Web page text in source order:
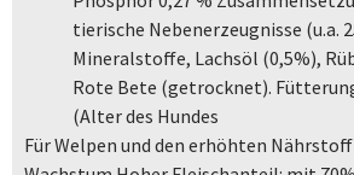
tierische Nebenerzeugnisse (u.a.
Mineralstoffe, Lachsöl (0,5%),
Rote Bete (getrocknet).
(Alter des Hundes
Für Welpen und den erhöhten